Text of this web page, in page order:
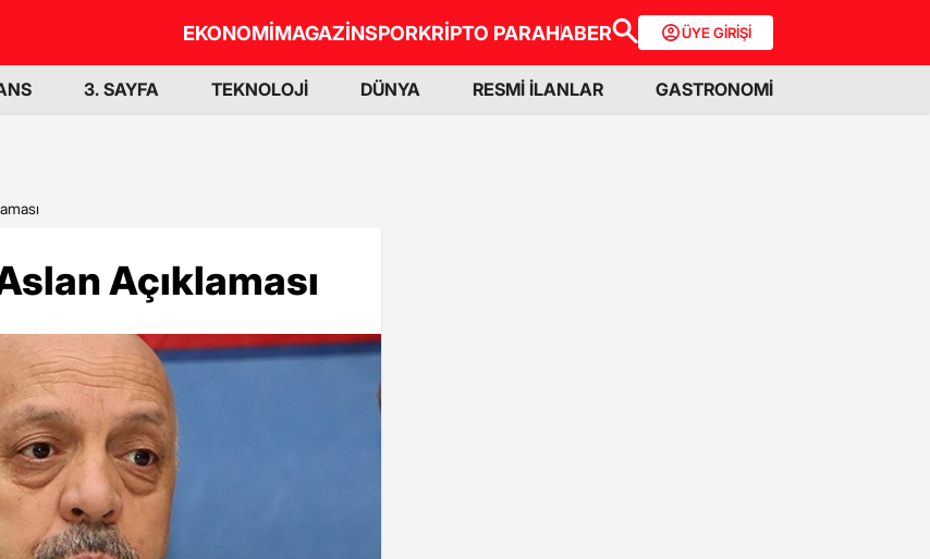
EKONOMİMAGAZİNSPORKRİPTO PARAHABER ÜYE GİRİŞİ
3. SAYFA TEKNOLOJİ DÜNYA RESMİ İLANLAR GASTRONOMİ
Açıklaması